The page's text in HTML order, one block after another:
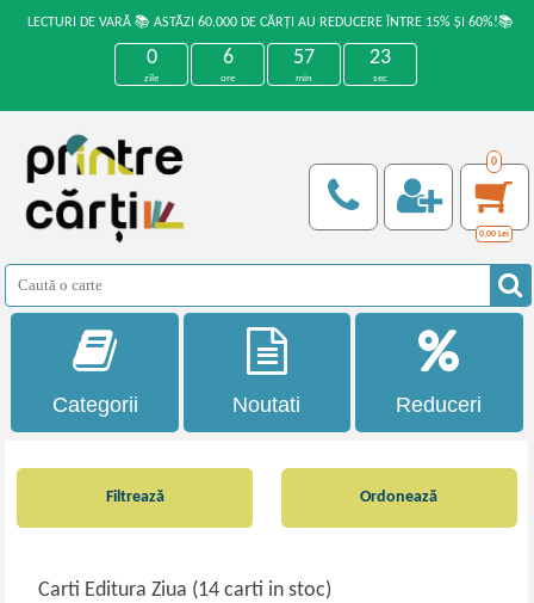
LECTURI DE VARĂ 📚 ASTĂZI 60.000 DE CĂRȚI AU REDUCERE ÎNTRE 15% ȘI 60%!📚
0
zile
6
ore
57
min
22
sec
0
0,00 Lei
Categorii Noutati Reduceri
Filtrează
Carti Editura Ziua (14 carti in stoc)
Ordonează